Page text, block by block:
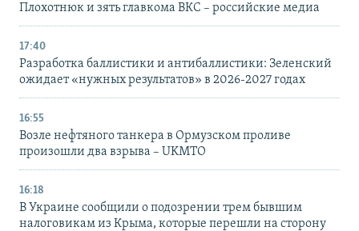
Плохотнюк и зять главкома ВКС – российские медиа
17:40
Разработка баллистики и антибаллистики: Зеленский
ожидает «нужных результатов» в 2026-2027 годах
16:55
Возле нефтяного танкера в Ормузском проливе
произошли два взрыва – UKMTO
16:18
В Украине сообщили о подозрении трем бывшим
налоговикам из Крыма, которые перешли на сторону